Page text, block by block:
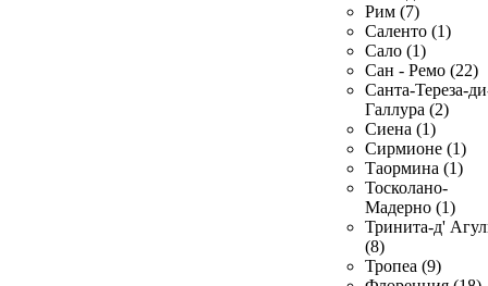
Рим (7)
Саленто (1)
Сало (1)
Сан - Ремо (22)
Санта-Тереза-
Галлура (2)
Сиена (1)
Сирмионе (1)
Таормина (1)
Тосколано-
Мадерно (1)
Тринита-д'
(8)
Тропеа (9)